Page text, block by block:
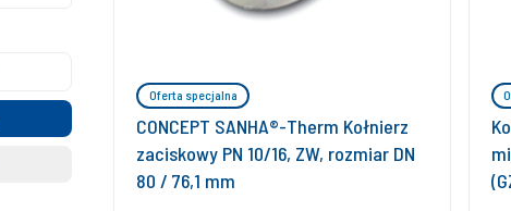
Oferta specjalna
CONCEPT SANHA®-Therm Kołnierz
zaciskowy PN 10/16, ZW, rozmiar DN
80 / 76,1 mm